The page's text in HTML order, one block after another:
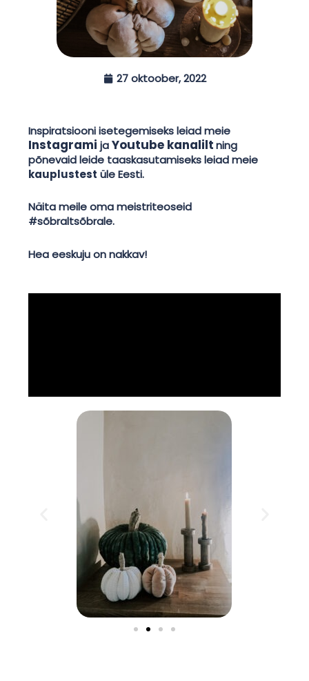
27 oktoober, 2022
Inspiratsiooni isetegemiseks leiad meie
Instagrami jaYoutube kanalilt ning
põnevaid leide taaskasutamiseks leiad meie
kauplustest üle Eesti.
Näita meile oma meistriteoseid
#sõbraltsõbrale.
Hea eeskuju on nakkav!